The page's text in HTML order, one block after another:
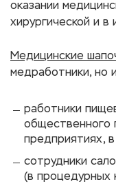
оказании
хирургической и
Медицинские
медработники, но
работники
общественного
предприятиях,
сотрудники
(в процедурных